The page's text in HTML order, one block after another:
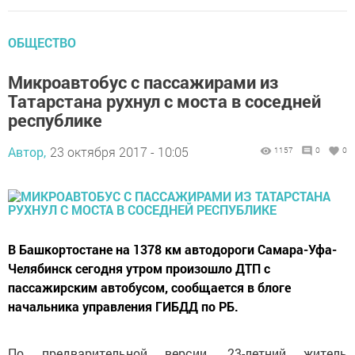
ОБЩЕСТВО
Микроавтобус с пассажирами из
Татарстана рухнул с моста в соседней
республике
Автор, 23 октября 2017 - 10:05 1157 0 0
В Башкортостане на 1378 км автодороги Самара-Уфа-
Челябинск сегодня утром произошло ДТП с
пассажирским автобусом, сообщается в блоге
начальника управления ГИБДД по РБ.